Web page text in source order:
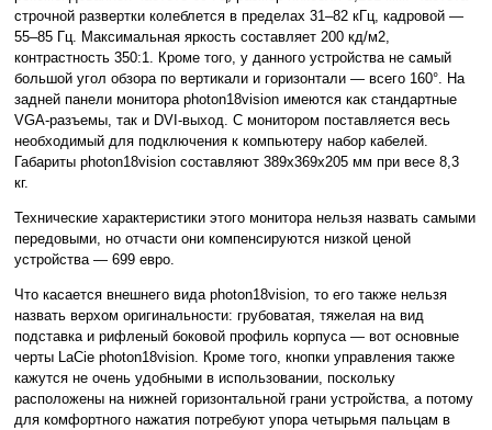
строчной развертки колеблется в пределах 31–82 кГц, кадровой —
55–85 Гц. Максимальная яркость составляет 200 кд/м2,
контрастность 350:1. Кроме того, у данного устройства не самый
большой угол обзора по вертикали и горизонтали — всего 160°. На
задней панели монитора photon18vision имеются как стандартные
VGA-разъемы, так и DVI-выход. С монитором поставляется весь
необходимый для подключения к компьютеру набор кабелей.
Габариты photon18vision составляют 389x369x205 мм при весе 8,3
кг.
Технические характеристики этого монитора нельзя назвать самыми
передовыми, но отчасти они компенсируются низкой ценой
устройства — 699 евро.
Что касается внешнего вида photon18vision, то его также нельзя
назвать верхом оригинальности: грубоватая, тяжелая на вид
подставка и рифленый боковой профиль корпуса — вот основные
черты LaCie photon18vision. Кроме того, кнопки управления также
кажутся не очень удобными в использовании, поскольку
расположены на нижней горизонтальной грани устройства, а потому
для комфортного нажатия потребуют упора четырьмя пальцам в